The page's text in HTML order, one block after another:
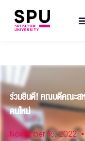
ร่วมยินดี! คณบดีคณะสห
คนใหม่
November 16, 2022